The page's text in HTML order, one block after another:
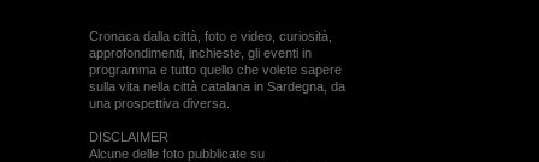
Cronaca dalla città, foto e video, curiosità,
approfondimenti, inchieste, gli eventi in
programma e tutto quello che volete sapere
sulla vita nella città catalana in Sardegna, da
una prospettiva diversa.
DISCLAIMER
Alcune delle foto pubblicate su